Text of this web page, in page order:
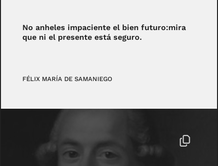
No anheles impaciente el bien futuro:mira
que ni el presente está seguro.
FÉLIX MARÍA DE SAMANIEGO